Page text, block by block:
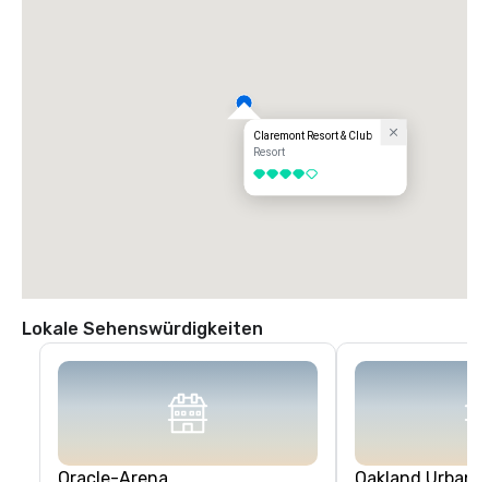
Claremont Resort & Club
Resort
4 von 5
Lokale Sehenswürdigkeiten